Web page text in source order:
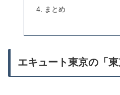
まとめ
エキュート東京の「東